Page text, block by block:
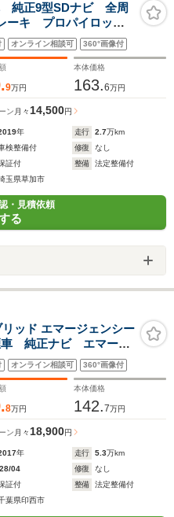
純正9型SDナビ 全周
ーキ プロパイロッ
フレール デジタル
サー LEDヘッド
オンライン相談可 360°画像付
9万円
本体価格
163.6万円
ン 月々 14,500円
年 走行 2.7万km
検整備付 修復
なし
証付 整備
法定整備付
玉県草加市
・見積依頼
る
ッド エマージェンシー
車 純正ナビ エマージ
パワーバックドア
ストコントロール ビ
ルーフレール 純正
オンライン相談可 360°画像付
8万円
本体価格
142.7万円
ン 月々 18,900円
年 走行 5.3万km
04 修復
なし
証付 整備
法定整備付
葉県印西市